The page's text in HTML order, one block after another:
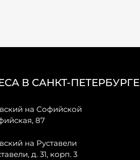
В САНКТ-ПЕТЕРБУРГЕ
на Софийской
87
на Руставели
д. 31, корп. 3